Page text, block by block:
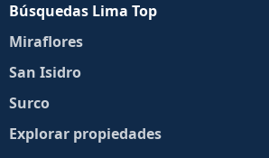
Búsquedas Lima Top
Miraflores
San Isidro
Surco
Explorar propiedades